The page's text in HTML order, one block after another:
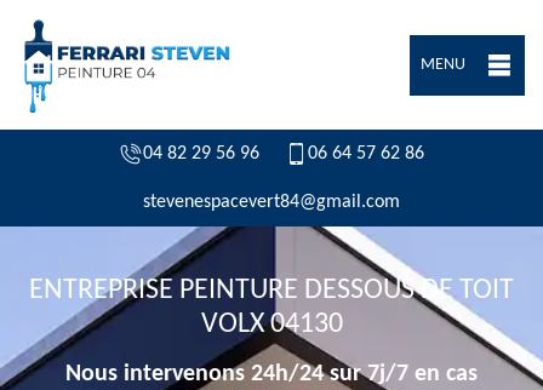
MENU
04 82 29 56 96 06 64 57 62 86
stevenespacevert84@gmail.com
ENTREPRISE PEINTURE DESSOUS DE TOIT
VOLX 04130
Nous intervenons 24h/24 sur 7j/7 en cas